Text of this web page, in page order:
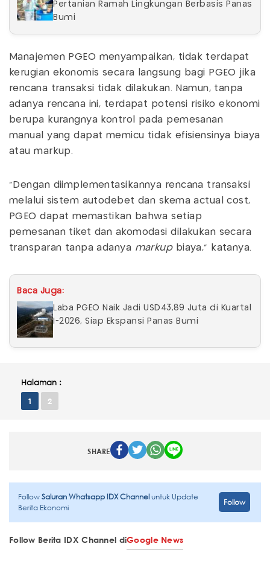
Pertanian Ramah Lingkungan Berbasis Panas
Bumi
Manajemen PGEO menyampaikan, tidak terdapat
kerugian ekonomis secara langsung bagi PGEO jika
rencana transaksi tidak dilakukan. Namun, tanpa
adanya rencana ini, terdapat potensi risiko ekonomi
berupa kurangnya kontrol pada pemesanan
manual yang dapat memicu tidak efisiensinya biaya
atau markup.
"Dengan diimplementasikannya rencana transaksi
melalui sistem autodebet dan skema actual cost,
PGEO dapat memastikan bahwa setiap
pemesanan tiket dan akomodasi dilakukan secara
transparan tanpa adanya markup biaya," katanya.
Baca Juga:
Laba PGEO Naik Jadi USD43,89 Juta di Kuartal
I-2026, Siap Ekspansi Panas Bumi
Halaman :
1 2
SHARE
FollowSaluran Whatsapp IDX Channeluntuk Update
Berita Ekonomi
Follow
Follow Berita IDX Channel diGoogle News